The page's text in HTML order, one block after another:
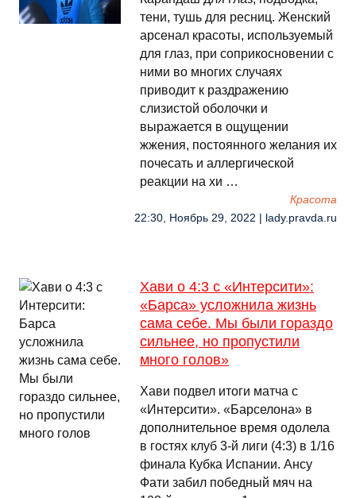
тени, тушь для ресниц. Женский
арсенал красоты, используемый
для глаз, при соприкосновении с
ними во многих случаях
приводит к раздражению
слизистой оболочки и
выражается в ощущении
жжения, постоянного желания их
почесать и аллергической
реакции на хи …
Красота
22:30, Ноябрь 29, 2022 | lady.pravda.ru
Хави о 4:3 с «Интерсити»:
«Барса» усложнила жизнь
сама себе. Мы были гораздо
сильнее, но пропустили
много голов»
Хави подвел итоги матча с
«Интерсити». «Барселона» в
дополнительное время одолела
в гостях клуб 3-й лиги (4:3) в 1/16
финала Кубка Испании. Ансу
Фати забил победный мяч на